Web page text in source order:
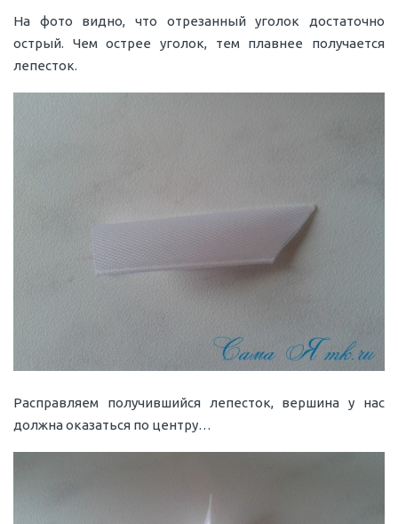
На фото видно, что отрезанный уголок достаточно
острый. Чем острее уголок, тем плавнее получается
лепесток.
Расправляем получившийся лепесток, вершина у нас
должна оказаться по центру…